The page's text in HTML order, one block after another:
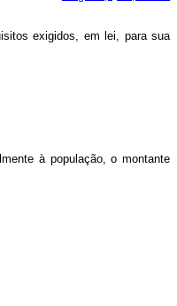
exigidos, em lei, para sua
à população, o montante